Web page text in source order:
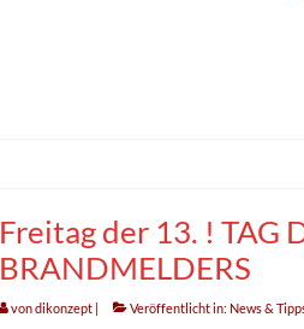
Freitag der 13. ! TAG
BRANDMELDERS
vondikonzept| Veröffentlicht in: News &